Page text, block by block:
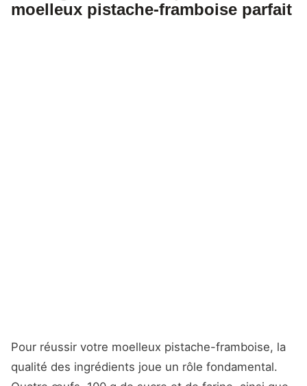
moelleux pistache-framboise parfait
Pour réussir votre moelleux pistache-framboise, la
qualité des ingrédients joue un rôle fondamental.